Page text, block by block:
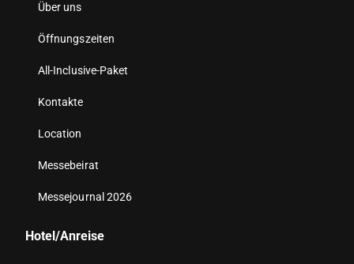
Über uns
Öffnungszeiten
All-Inclusive-Paket
Kontakte
Location
Messebeirat
Messejournal 2026
Hotel/Anreise